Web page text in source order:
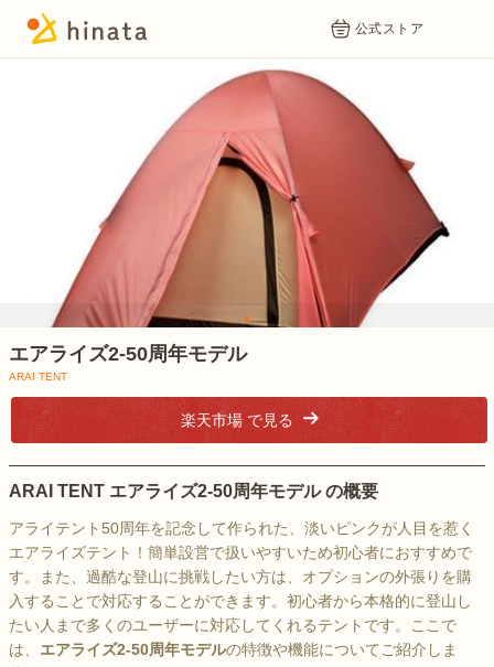
公式ストア
1
エアライズ2-50周年モデル
ARAI TENT
楽天市場 で見る
ARAI TENT エアライズ2-50周年モデル の概要
アライテント50周年を記念して作られた、淡いピンクが人目を惹く
エアライズテント！簡単設営で扱いやすいため初心者におすすめで
す。また、過酷な登山に挑戦したい方は、オプションの外張りを購
入することで対応することができます。初心者から本格的に登山し
たい人まで多くのユーザーに対応してくれるテントです。ここで
は、 エアライズ2-50周年モデルの特徴や機能についてご紹介しま